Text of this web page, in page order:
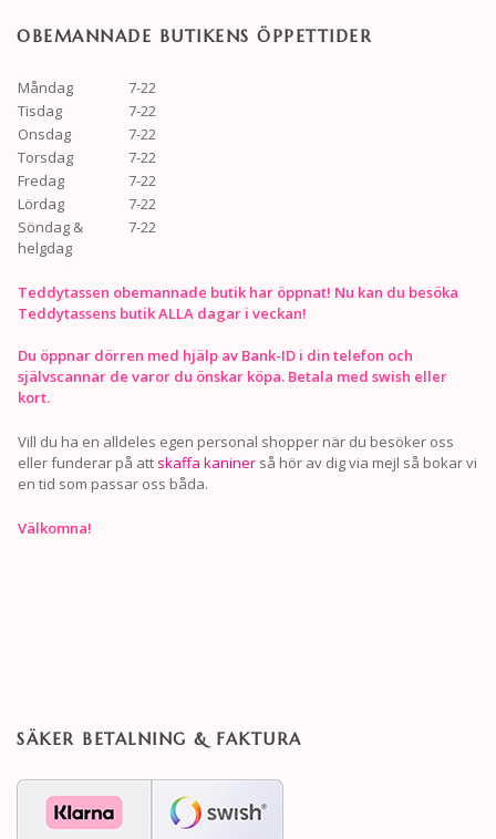
OBEMANNADE BUTIKENS ÖPPETTIDER
Måndag
7-22
Tisdag
7-22
Onsdag
7-22
Torsdag
7-22
Fredag
7-22
Lördag
7-22
Söndag &
helgdag
7-22
Teddytassen obemannade butik har öppnat! Nu kan du besöka
Teddytassens butik ALLA dagar i veckan!
Du öppnar dörren med hjälp av Bank-ID i din telefon och
självscannar de varor du önskar köpa. Betala med swish eller
kort.
Vill du ha en alldeles egen personal shopper när du besöker oss
eller funderar på att skaffa kaniner så hör av dig via mejl så bokar vi
en tid som passar oss båda.
Välkomna!
SÄKER BETALNING & FAKTURA